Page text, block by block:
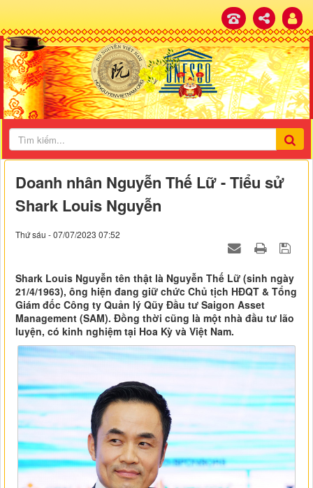
Doanh nhân Nguyễn Thế Lữ - Tiểu sử
Shark Louis Nguyễn
Thứ sáu - 07/07/2023 07:52
Shark Louis Nguyễn tên thật là Nguyễn Thế Lữ (sinh ngày
21/4/1963), ông hiện đang giữ chức Chủ tịch HĐQT & Tổng
Giám đốc Công ty Quản lý Qũy Đầu tư Saigon Asset
Management (SAM). Đồng thời cũng là một nhà đầu tư lão
luyện, có kinh nghiệm tại Hoa Kỳ và Việt Nam.